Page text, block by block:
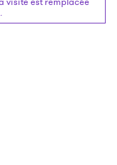
visite est remplacée